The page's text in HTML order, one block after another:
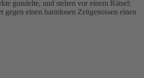
gondelte, und stehen vor einem Rätsel:
gegen einen harmlosen Zeitgenossen einen